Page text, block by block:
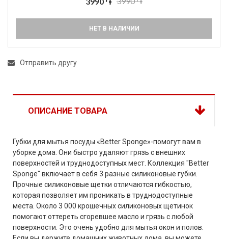
НЕТ В НАЛИЧИИ
Отправить другу
ОПИСАНИЕ ТОВАРА
Губки для мытья посуды «Better Sponge»-помогут вам в
уборке дома. Они быстро удаляют грязь с внешних
поверхностей и труднодоступных мест. Коллекция "Better
Sponge" включает в себя 3 разные силиконовые губки.
Прочные силиконовые щетки отличаются гибкостью,
которая позволяет им проникать в труднодоступные
места. Около 3 000 крошечных силиконовых щетинок
помогают оттереть сгоревшее масло и грязь с любой
поверхности. Это очень удобно для мытья окон и полов.